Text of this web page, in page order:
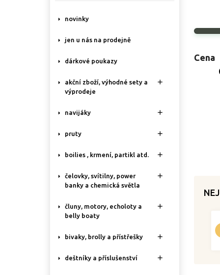
novinky
jen u nás na prodejně
dárkové poukazy
akční zboží, výhodné sety a
výprodeje

navijáky 
pruty 
boilies , krmení, partikl atd. 
čelovky, svítilny, power
banky a chemická světla

čluny, motory, echoloty a
belly boaty

bivaky, brolly a přístřešky 
deštníky a příslušenství 
Cena